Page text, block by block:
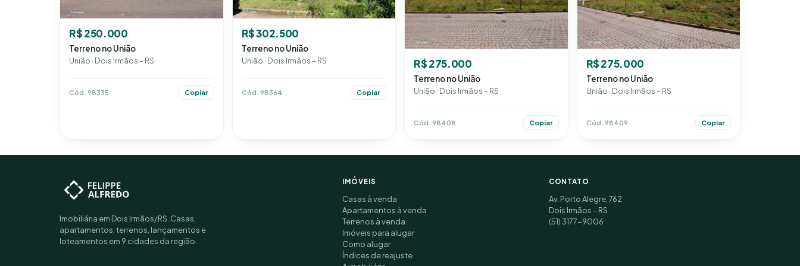
R$ 250.000
Terreno no União
União · Dois Irmãos – RS
Cód. 98335 Copiar
R$ 302.500
Terreno no União
União · Dois Irmãos – RS
Cód. 98364 Copiar
R$ 275.000
Terreno no União
União · Dois Irmãos – RS
Cód. 98408 Copiar
R$ 275.000
Terreno no União
União · Dois Irmãos – RS
Cód. 98409 Copiar
Imobiliária em Dois Irmãos/RS. Casas,
apartamentos, terrenos, lançamentos e
loteamentos em 9 cidades da região.
IMÓVEIS
Casas à venda
Apartamentos à venda
Terrenos à venda
Imóveis para alugar
Como alugar
Índices de reajuste
CONTATO
Av. Porto Alegre, 762
Dois Irmãos – RS
(51) 3177-9006